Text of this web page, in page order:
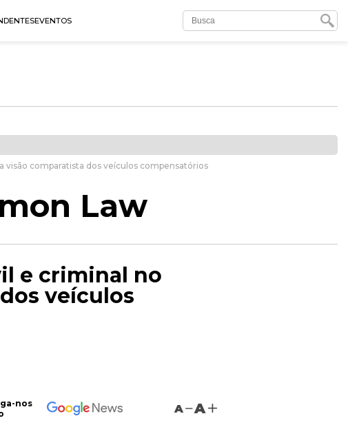
EVENTOS
visão comparatista dos veículos compensatórios
Law
e criminal no
veículos
nos
A A